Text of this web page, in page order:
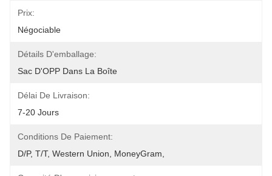
Prix:
Négociable
Détails D'emballage:
Sac D'OPP Dans La Boîte
Délai De Livraison:
7-20 Jours
Conditions De Paiement:
D/P, T/T, Western Union, MoneyGram,